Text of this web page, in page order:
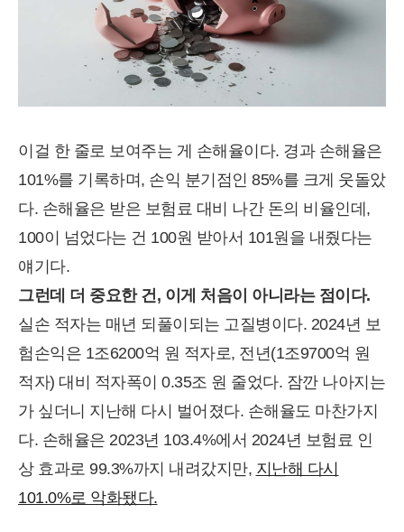
이걸 한 줄로 보여주는 게 손해율이다. 경과 손해율은
101%를 기록하며, 손익 분기점인 85%를 크게 웃돌았
다. 손해율은 받은 보험료 대비 나간 돈의 비율인데,
100이 넘었다는 건 100원 받아서 101원을 내줬다는
얘기다.
그런데 더 중요한 건, 이게 처음이 아니라는 점이다.
실손 적자는 매년 되풀이되는 고질병이다. 2024년 보
험손익은 1조6200억 원 적자로, 전년(1조9700억 원
적자) 대비 적자폭이 0.35조 원 줄었다. 잠깐 나아지는
가 싶더니 지난해 다시 벌어졌다. 손해율도 마찬가지
다. 손해율은 2023년 103.4%에서 2024년 보험료 인
상 효과로 99.3%까지 내려갔지만, 지난해 다시
101.0%로 악화됐다.